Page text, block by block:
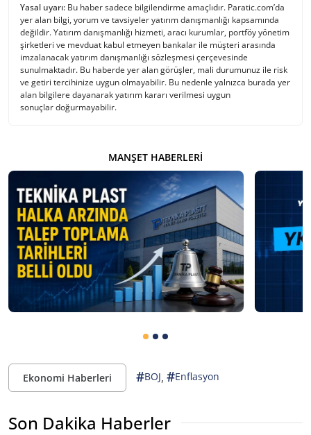
Yasal uyarı: Bu haber sadece bilgilendirme amaçlıdır. Paratic.com’da
yer alan bilgi, yorum ve tavsiyeler yatırım danışmanlığı kapsamında
değildir. Yatırım danışmanlığı hizmeti, aracı kurumlar, portföy yönetim
şirketleri ve mevduat kabul etmeyen bankalar ile müşteri arasında
imzalanacak yatırım danışmanlığı sözleşmesi çerçevesinde
sunulmaktadır. Bu haberde yer alan görüşler, mali durumunuz ile risk
ve getiri tercihinize uygun olmayabilir. Bu nedenle yalnızca burada yer
alan bilgilere dayanarak yatırım kararı verilmesi uygun
sonuçlar doğurmayabilir.
MANŞET HABERLERI
Ekonomi Haberleri #BOJ, #Enflasyon
Son Dakika Haberler